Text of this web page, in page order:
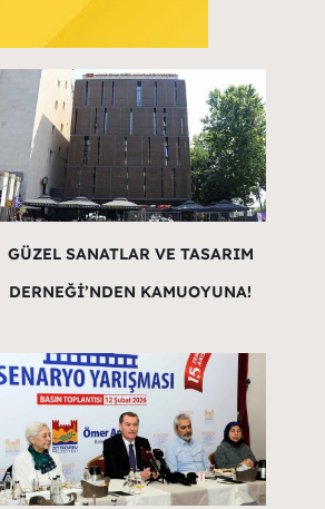
GÜZEL SANATLAR VE TASARIM
DERNEĞİ’NDEN KAMUOYUNA!